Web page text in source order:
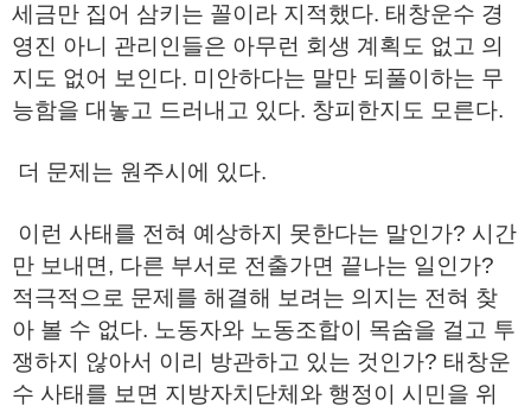
세금만 집어 삼키는 꼴이라 지적했다. 태창운수 경
영진 아니 관리인들은 아무런 회생 계획도 없고 의
지도 없어 보인다. 미안하다는 말만 되풀이하는 무
능함을 대놓고 드러내고 있다. 창피한지도 모른다.
더 문제는 원주시에 있다.
이런 사태를 전혀 예상하지 못한다는 말인가? 시간
만 보내면, 다른 부서로 전출가면 끝나는 일인가?
적극적으로 문제를 해결해 보려는 의지는 전혀 찾
아 볼 수 없다. 노동자와 노동조합이 목숨을 걸고 투
쟁하지 않아서 이리 방관하고 있는 것인가? 태창운
수 사태를 보면 지방자치단체와 행정이 시민을 위